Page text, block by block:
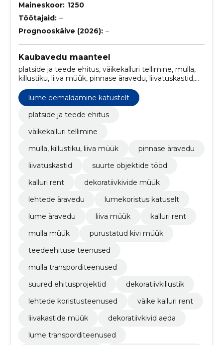
Maineskoor: 1250
Töötajaid: –
Prognooskäive (2026): –
Kaubavedu maanteel
platside ja teede ehitus, väikekalluri tellimine, mulla,
killustiku, liiva müük, pinnase äravedu, liivatuskastid,
suurte objektide tööd, kalluri rent, dekoratiivkivide
müük, lehtede äravedu, lumekoristus katuselt
lume eemaldamine katustelt
platside ja teede ehitus
väikekalluri tellimine
mulla, killustiku, liiva müük
pinnase äravedu
liivatuskastid
suurte objektide tööd
kalluri rent
dekoratiivkivide müük
lehtede äravedu
lumekoristus katuselt
lume äravedu
liiva müük
kalluri rent
mulla müük
purustatud kivi müük
teedeehituse teenused
mulla transporditeenused
suured ehitusprojektid
dekoratiivkillustik
lehtede koristusteenused
väike kalluri rent
liivakastide müük
dekoratiivkivid aeda
lume transporditeenused